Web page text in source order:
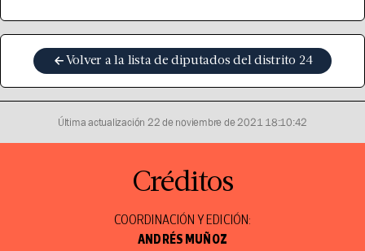
Volver a la lista de diputados del distrito 24
Última actualización 22 de noviembre de 2021 18:10:42
Créditos
COORDINACIÓN Y EDICIÓN:
ANDRÉS MUÑOZ